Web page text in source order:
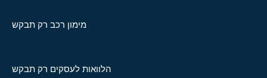
מימון רכב רק תבקש
הלוואות לעסקים רק תבקש